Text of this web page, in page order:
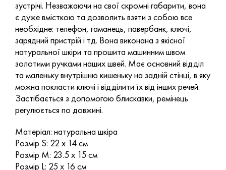
зустрічі. Незважаючи на свої скромні габарити, вона
є дуже вмісткою та дозволить взяти з собою все
необхідне: телефон, гаманець, павербанк, ключі,
зарядний пристрій і тд. Вона виконана з якісної
натуральної шкіри та прошита машинним швом
золотими ручками наших швей. Має основний відділ
та маленьку внутрішню кишеньку на задній стінці, в яку
можна покласти ключі і відділити їх від інших речей.
Застібається з допомогою блискавки, ремінець
регулюється по довжині.
Матеріал: натуральна шкіра
Розмір S: 22 х 14 см
Розмір M: 23.5 х 15 см
Розмір L: 25 х 16 см